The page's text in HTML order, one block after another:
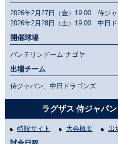
2026年2月27日（金）19:00 侍ジャ
2026年2月28日（土）19:00 中日
開催球場
バンテリンドーム ナゴヤ
出場チーム
侍ジャパン、中日ドラゴンズ
ラグザス 侍ジャパ
特設サイト 大会概要 出